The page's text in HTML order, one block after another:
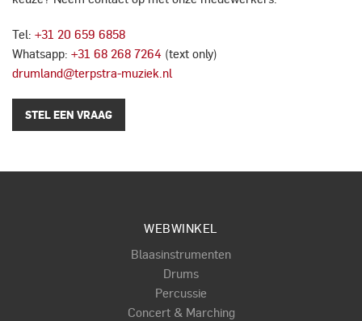
Tel: +31 20 659 6858
Whatsapp: +31 68 268 7264 (text only)
drumland@terpstra-muziek.nl
STEL EEN VRAAG
WEBWINKEL
Blaasinstrumenten
Drums
Percussie
Concert & Marching